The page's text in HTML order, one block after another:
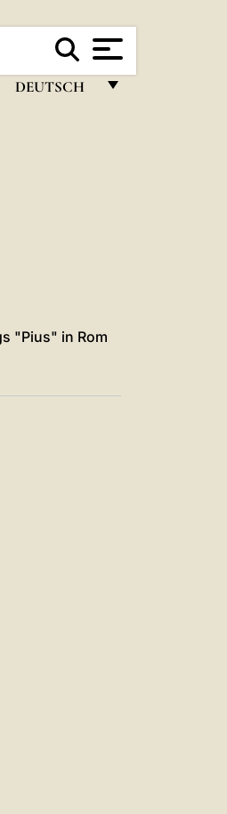
DEUTSCH
POLSKI
中文
"Pius" in Rom